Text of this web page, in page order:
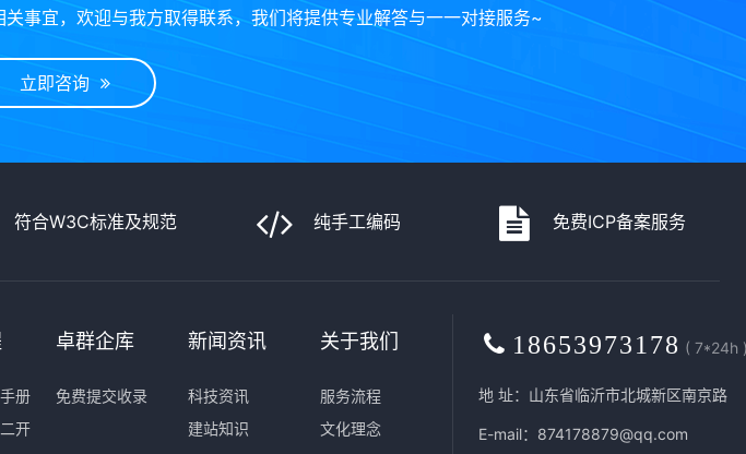
事宜，欢迎与我方取得联系，我们将提供专业解答与一一对接服务~
立即咨询
符合W3C标准及规范 纯手工编码 免费ICP备案服务
册
开
卓群企库
免费提交收录
新闻资讯
科技资讯
建站知识
关于我们
服务流程
文化理念
18653973178 ( 7*24h
地 址：山东省临沂市北城新区南京路
E-mail：874178879@qq.com